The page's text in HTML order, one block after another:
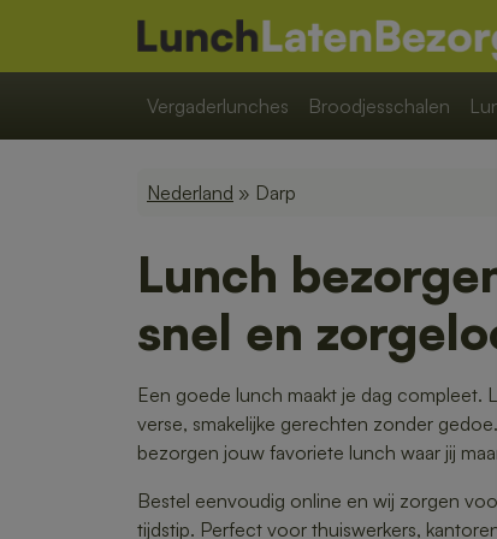
Vergaderlunches Broodjesschalen
Nederland » Darp
Lunch
snel en
Een goede lunch maakt je dag compleet.
verse, smakelijke gerechten zonder
bezorgen jouw favoriete lunch waar jij
Bestel eenvoudig online en wij zorgen
tijdstip. Perfect voor thuiswerkers,